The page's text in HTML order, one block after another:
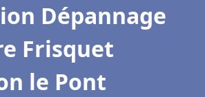
Dépannage
Frisquet
le Pont